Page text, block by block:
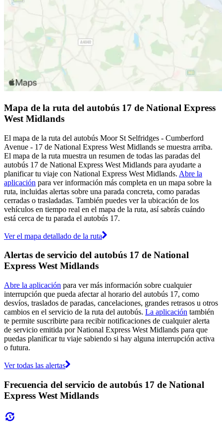
Mapa de la ruta del autobús 17 de National Express
West Midlands
El mapa de la ruta del autobús Moor St Selfridges - Cumberford
Avenue - 17 de National Express West Midlands se muestra arriba.
El mapa de la ruta muestra un resumen de todas las paradas del
autobús 17 de National Express West Midlands para ayudarte a
planificar tu viaje con National Express West Midlands. Abre la
aplicación para ver información más completa en un mapa sobre la
ruta, incluidas alertas sobre una parada concreta, como paradas
cerradas o trasladadas. También puedes ver la ubicación de los
vehículos en tiempo real en el mapa de la ruta, así sabrás cuándo
está cerca de tu parada el autobús 17.
Ver el mapa detallado de la ruta
Alertas de servicio del autobús 17 de National
Express West Midlands
Abre la aplicación para ver más información sobre cualquier
interrupción que pueda afectar al horario del autobús 17, como
desvíos, traslados de paradas, cancelaciones, grandes retrasos u otros
cambios en el servicio de la ruta del autobús. La aplicación también
te permite suscribirte para recibir notificaciones de cualquier alerta
de servicio emitida por National Express West Midlands para que
puedas planificar tu viaje sabiendo si hay alguna interrupción activa
o futura.
Ver todas las alertas
Frecuencia del servicio de autobús 17 de National
Express West Midlands